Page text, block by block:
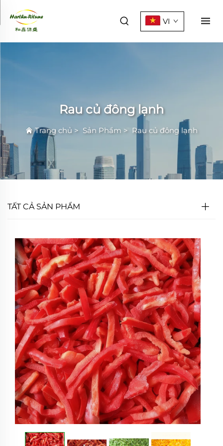
VI
Rau củ đông lạnh
Trang chủ > Sản Phẩm > Rau củ đông lạnh
TẤT CẢ SẢN PHẨM